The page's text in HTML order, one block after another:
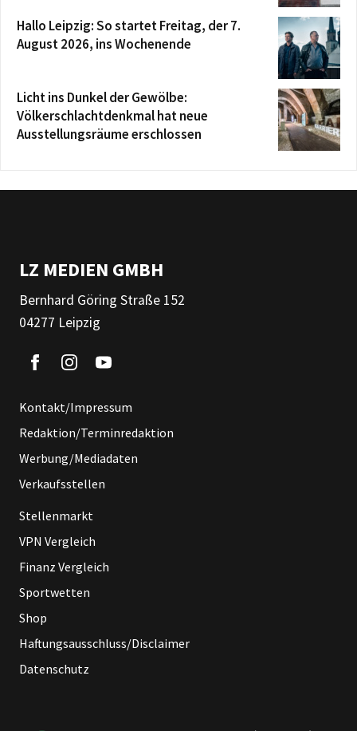
Hallo Leipzig: So startet Freitag, der 7.
August 2026, ins Wochenende
Licht ins Dunkel der Gewölbe:
Völkerschlachtdenkmal hat neue
Ausstellungsräume erschlossen
LZ MEDIEN GMBH
Bernhard Göring Straße 152
04277 Leipzig
Kontakt/Impressum
Redaktion/Terminredaktion
Werbung/Mediadaten
Verkaufsstellen
Stellenmarkt
VPN Vergleich
Finanz Vergleich
Sportwetten
Shop
Haftungsausschluss/Disclaimer
Datenschutz